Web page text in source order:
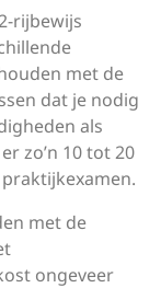
rijbewijs
met de
dat je nodig
als
zo’n 10 tot 20
met de
ongeveer